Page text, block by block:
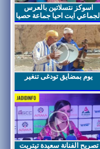
اسوكز نتسلاتين بالعرس
الجماعي ايت احيا جماعة حصيا
يوم بمضايق تودغى تنغير
تصريح الفنانة سعيدة تيتريت